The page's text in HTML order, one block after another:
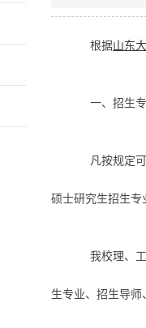
根据山东
一、招生
凡按规定
硕士研究生招生专
我校理、
生专业、招生导